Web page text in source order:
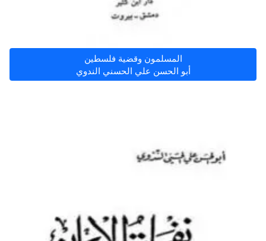
المسلمون وقضية فلسطين
أبو الحسن علي الحسني الندوي